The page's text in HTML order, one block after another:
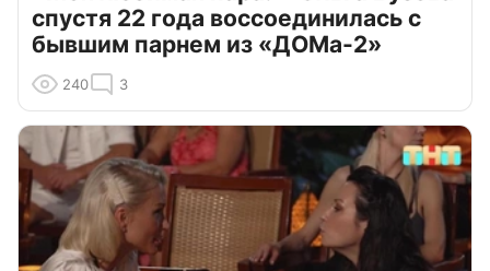
спустя 22 года воссоединилась с
бывшим парнем из «ДОМа-2»
240 3